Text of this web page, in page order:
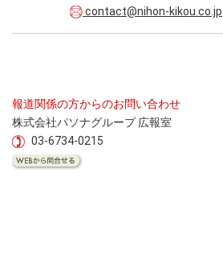
contact@nihon-kikou.co.jp
報道関係の方からのお問い合わせ
株式会社パソナグループ 広報室
03-6734-0215